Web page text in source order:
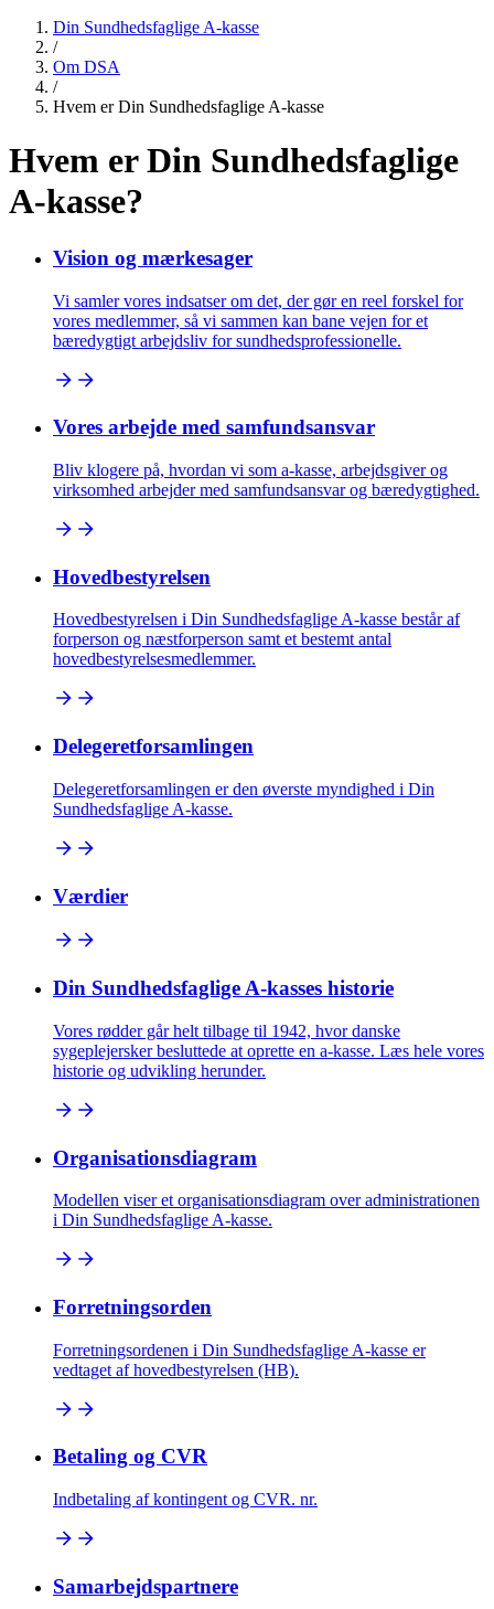
Din Sundhedsfaglige A-kasse
/
Om DSA
/
Hvem er Din Sundhedsfaglige A-kasse
Hvem er Din Sundhedsfaglige
A-kasse?
Vision og mærkesager
Vi samler vores indsatser om det, der gør en reel forskel for
vores medlemmer, så vi sammen kan bane vejen for et
bæredygtigt arbejdsliv for sundhedsprofessionelle.
Vores arbejde med samfundsansvar
Bliv klogere på, hvordan vi som a-kasse, arbejdsgiver og
virksomhed arbejder med samfundsansvar og bæredygtighed.
Hovedbestyrelsen
Hovedbestyrelsen i Din Sundhedsfaglige A-kasse består af
forperson og næstforperson samt et bestemt antal
hovedbestyrelsesmedlemmer.
Delegeretforsamlingen
Delegeretforsamlingen er den øverste myndighed i Din
Sundhedsfaglige A-kasse.
Værdier
Din Sundhedsfaglige A-kasses historie
Vores rødder går helt tilbage til 1942, hvor danske
sygeplejersker besluttede at oprette en a-kasse. Læs hele vores
historie og udvikling herunder.
Organisationsdiagram
Modellen viser et organisationsdiagram over administrationen
i Din Sundhedsfaglige A-kasse.
Forretningsorden
Forretningsordenen i Din Sundhedsfaglige A-kasse er
vedtaget af hovedbestyrelsen (HB).
Betaling og CVR
Indbetaling af kontingent og CVR. nr.
Samarbejdspartnere